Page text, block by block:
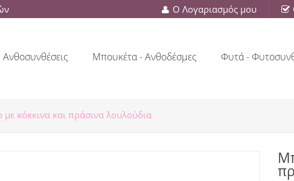
Ο Λογαριασμός μου
Ανθοσυνθέσεις Μπουκέτα - Ανθοδέσμες Φυτά -
κόκκινα και πράσινα λουλούδια